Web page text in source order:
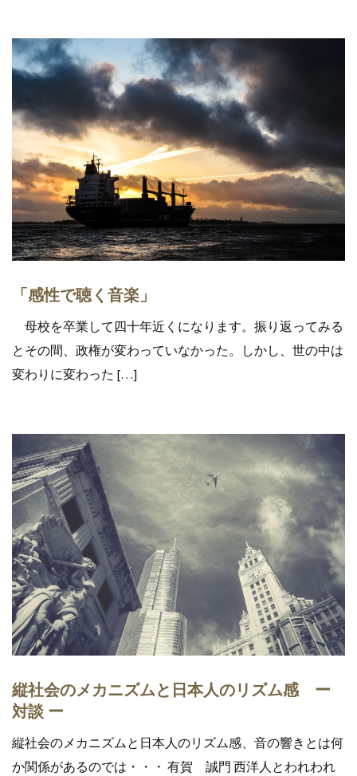
「感性で聴く音楽」
母校を卒業して四十年近くになります。振り返ってみる
とその間、政権が変わっていなかった。しかし、世の中は
変わりに変わった […]
縦社会のメカニズムと日本人のリズム感 ー
対談 ー
縦社会のメカニズムと日本人のリズム感、音の響きとは何
か関係があるのでは・・・ 有賀 誠門 西洋人とわれわれ